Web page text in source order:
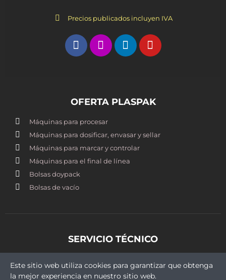
Precios publicados incluyen IVA
OFERTA PLASPAK
Máquinas para procesar
Máquinas para dosificar, envasar y sellar
Máquinas para marcar y controlar
Máquinas para el final de línea
Bolsas doypack
Bolsas de vacío
SERVICIO TÉCNICO
+569 5409 9430
Este sitio web utiliza cookies para garantizar que obtenga
la mejor experiencia en nuestro sitio web.